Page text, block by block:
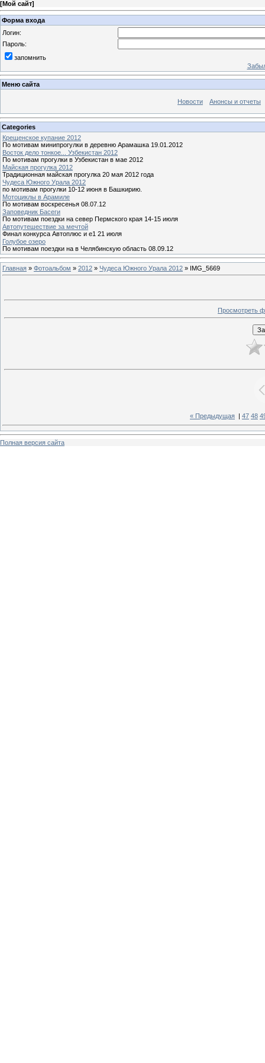
[Мой сайт]
Форма входа
Логин:
Пароль:
запомнить
Меню сайта
Новости Анонсы и отчеты
Categories
Крещенское купание 2012
По мотивам минипрогулки в деревню Арамашка 19.01.2012
Восток дело тонкое... Узбекистан 2012
По мотивам прогулки в Узбекистан в мае 2012
Майская прогулка 2012
Традиционная майская прогулка 20 мая 2012 года
Чудеса Южного Урала 2012
по мотивам прогулки 10-12 июня в Башкирию.
Мотоциклы в Арамиле
По мотивам воскресенья 08.07.12
Заповедник Басеги
По мотивам поездки на север Пермского края 14-15 июля
Автопутешествие за мечтой
Финал конкурса Автоплюс и е1 21 июля
Голубое озеро
По мотивам поездки на в Челябинскую область 08.09.12
Главная » Фотоальбом » 2012 » Чудеса Южного Урала 2012 » IMG_5669
Просмотреть
« Предыдущая 47 48
Полная версия сайта